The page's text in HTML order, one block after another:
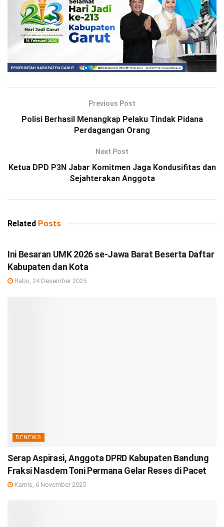
Previous Post
Polisi Berhasil Menangkap Pelaku Tindak Pidana
Perdagangan Orang
Next Post
Ketua DPD P3N Jabar Komitmen Jaga Kondusifitas dan
Sejahterakan Anggota
Related Posts
Ini Besaran UMK 2026 se-Jawa Barat Beserta Daftar
Kabupaten dan Kota
Rabu, 24 Desember 2025
DENEWS
Serap Aspirasi, Anggota DPRD Kabupaten Bandung
Fraksi Nasdem Toni Permana Gelar Reses di Pacet
Kamis, 6 November 2025